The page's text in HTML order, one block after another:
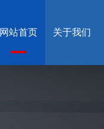
网站首页 关于我们